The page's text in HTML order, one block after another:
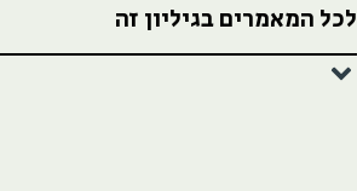
לכל המאמרים בגיליון זה